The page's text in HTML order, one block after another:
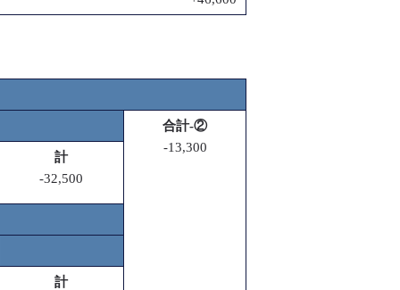
合計-②
-13,300
計
-32,500
計